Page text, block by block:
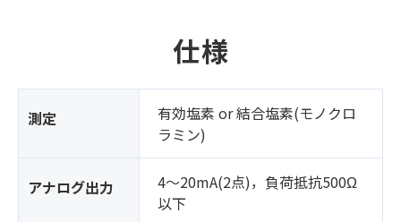
仕様
測定
有効塩素 or 結合塩素(モノクロ
ラミン)
アナログ出力
4～20mA(2点)，負荷抵抗500Ω
以下